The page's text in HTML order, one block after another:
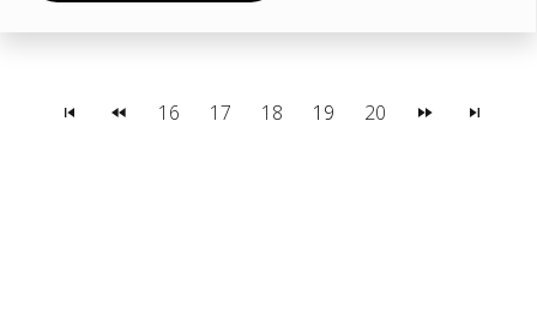
16 17 18 19 20